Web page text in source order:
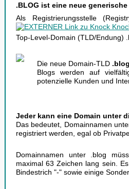
.BLOG ist eine neue
Als Registrierungsstelle
Top-Level-Domain (TLD/Endung)
Die neue Domain-TLD .blog
Blogs werden auf
potenzielle Kunden und
Jeder kann eine Domain unter
Das bedeutet, Domainnamen
registriert werden, egal ob
Domainnamen unter .blog
maximal 63 Zeichen lang sein.
Bindestrich "-" sowie einige